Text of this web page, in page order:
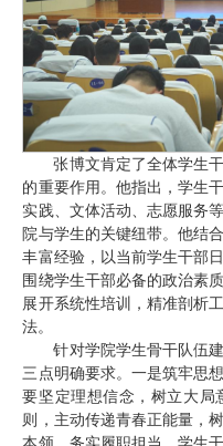
张博文肯定了全体学生
的重要作用。他指出，学生
实践、文体活动、志愿服务
院与学生的关键纽带。他结
丰富经验，以当前学生干部
围绕学生干部必备的政治素
展开系统性培训，精准剖析
法。
针对学院学生骨干队伍
三点明确要求。一是筑牢思
要坚定理想信念，树立大局
则，主动传递青春正能量，